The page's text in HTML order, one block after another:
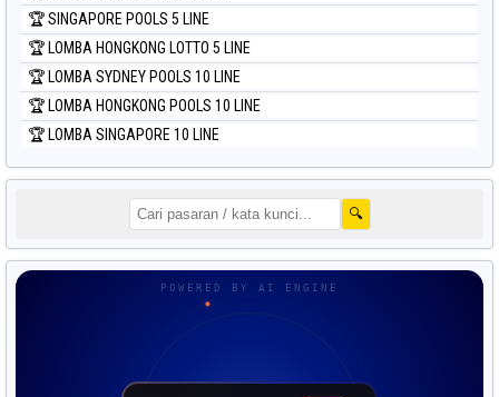
🏆 SINGAPORE POOLS 5 LINE
🏆 LOMBA HONGKONG LOTTO 5 LINE
🏆 LOMBA SYDNEY POOLS 10 LINE
🏆 LOMBA HONGKONG POOLS 10 LINE
🏆 LOMBA SINGAPORE 10 LINE
🔍
POWERED BY AI ENGINE